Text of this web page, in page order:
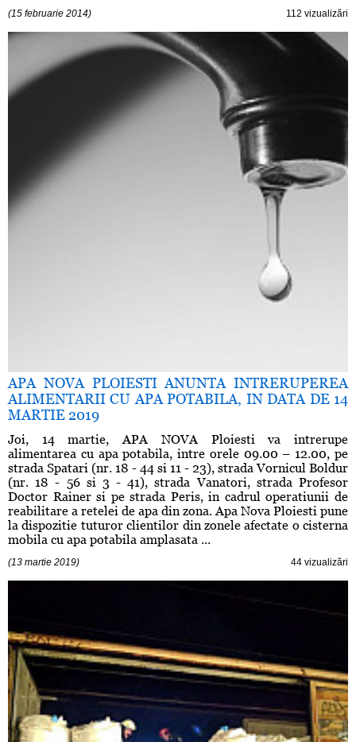
(15 februarie 2014) 112 vizualizări
APA NOVA PLOIESTI ANUNTA INTRERUPEREA
ALIMENTARII CU APA POTABILA, IN DATA DE 14
MARTIE 2019
Joi, 14 martie, APA NOVA Ploiesti va intrerupe
alimentarea cu apa potabila, intre orele 09.00 – 12.00, pe
strada Spatari (nr. 18 - 44 si 11 - 23), strada Vornicul Boldur
(nr. 18 - 56 si 3 - 41), strada Vanatori, strada Profesor
Doctor Rainer si pe strada Peris, in cadrul operatiunii de
reabilitare a retelei de apa din zona. Apa Nova Ploiesti pune
la dispozitie tuturor clientilor din zonele afectate o cisterna
mobila cu apa potabila amplasata ...
(13 martie 2019) 44 vizualizări